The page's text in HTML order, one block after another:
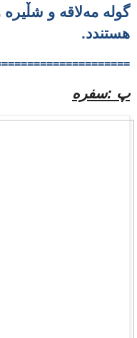
گوله‌ مه‌لاقه‌ و
هستندد.
پ :سفره